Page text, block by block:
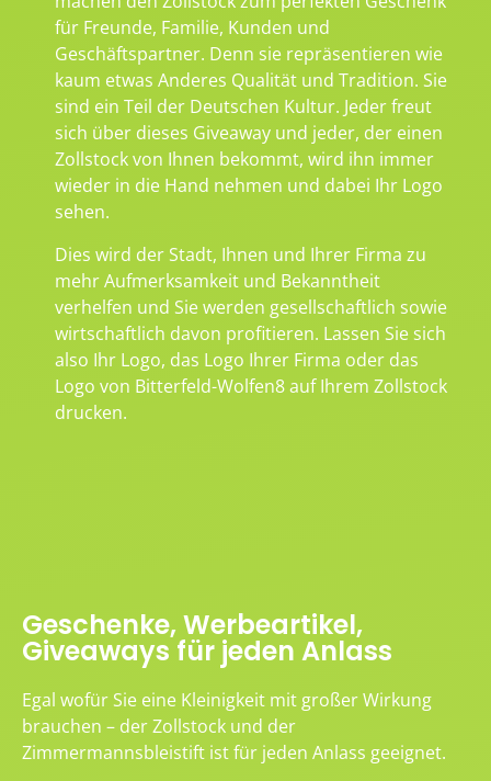
für Freunde, Familie, Kunden und
Geschäftspartner. Denn sie repräsentieren wie
kaum etwas Anderes Qualität und Tradition. Sie
sind ein Teil der Deutschen Kultur. Jeder freut
sich über dieses Giveaway und jeder, der einen
Zollstock von Ihnen bekommt, wird ihn immer
wieder in die Hand nehmen und dabei Ihr Logo
sehen.
Dies wird der Stadt, Ihnen und Ihrer Firma zu
mehr Aufmerksamkeit und Bekanntheit
verhelfen und Sie werden gesellschaftlich sowie
wirtschaftlich davon profitieren. Lassen Sie sich
also Ihr Logo, das Logo Ihrer Firma oder das
Logo von Bitterfeld-Wolfen8 auf Ihrem Zollstock
drucken.
Geschenke, Werbeartikel,
Giveaways für jeden Anlass
Egal wofür Sie eine Kleinigkeit mit großer Wirkung
brauchen – der Zollstock und der
Zimmermannsbleistift ist für jeden Anlass geeignet.